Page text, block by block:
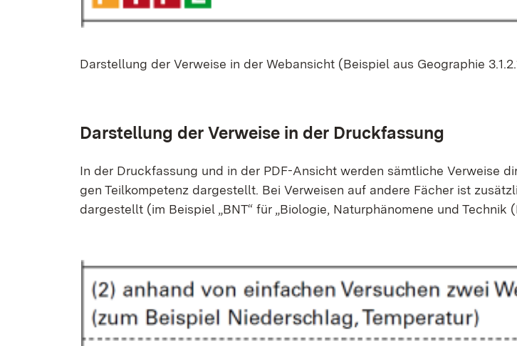
Dar­stel­lung der Ver­wei­se in der Web­an­sicht (Bei­spiel aus Geo­gra­phie
Dar­stel­lung der Ver­wei­se in der Druck­fas­sung
In der Druck­fas­sung und in der PDF-An­sicht wer­den sämt­li­che Ver­wei­se
gen Teil­kom­pe­tenz dar­ge­stellt. Bei Ver­wei­sen auf an­de­re Fä­cher ist
dar­ge­stellt (im Bei­spiel „BNT“ für „Bio­lo­gie, Na­tur­phä­no­me­ne und Tech­nik